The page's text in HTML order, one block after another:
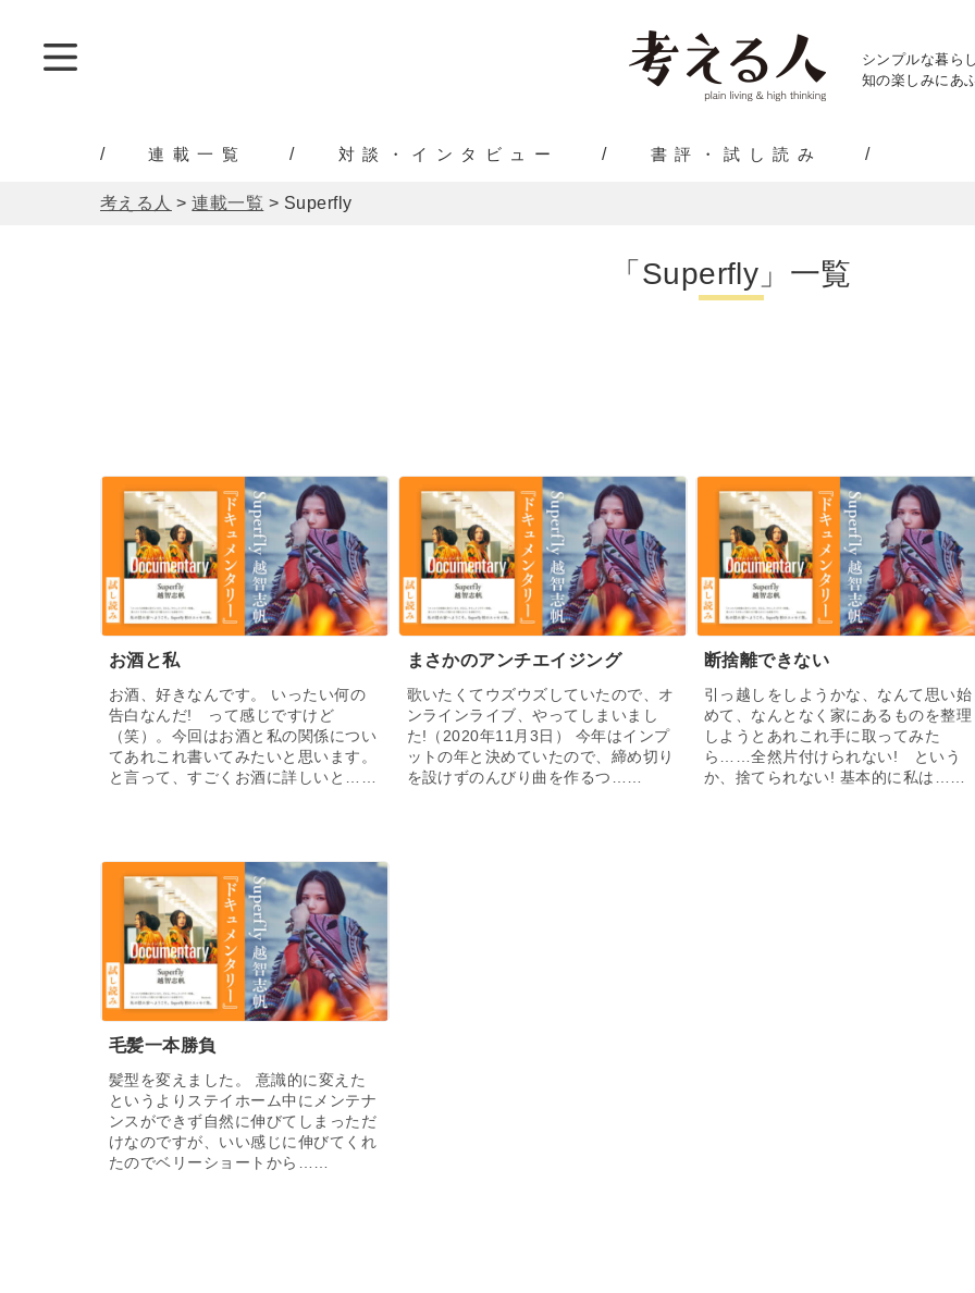
シンプルな暮ら
知の楽しみにあ
連載一覧 対談・インタビュー 書評・試し読み
考える人 >連載一覧 > Superfly
「Superfly」一覧
お酒と私
お酒、好きなんです。 いったい何の
告白なんだ! って感じですけど
（笑）。今回はお酒と私の関係につい
てあれこれ書いてみたいと思います。
と言って、すごくお酒に詳しいと……
まさかのアンチエイジング
歌いたくてウズウズしていたので、オ
ンラインライブ、やってしまいまし
た!（2020年11月3日） 今年はインプ
ットの年と決めていたので、締め切り
を設けずのんびり曲を作るつ……
断捨離できない
引っ越しをしようかな、なんて思い始
めて、なんとなく家にあるものを整理
しようとあれこれ手に取ってみた
ら……全然片付けられない! という
か、捨てられない! 基本的に私は……
毛髪一本勝負
髪型を変えました。 意識的に変えた
というよりステイホーム中にメンテナ
ンスができず自然に伸びてしまっただ
けなのですが、いい感じに伸びてくれ
たのでベリーショートから……